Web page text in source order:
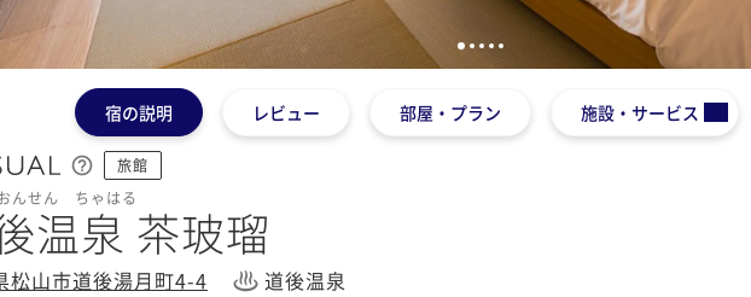
1 2 3 4 5
宿の説明 レビュー 部屋・プラン 施設・サービス
旅館
んせん ちゃはる
温泉 茶玻瑠
松山市道後湯月町4-4
道後温泉